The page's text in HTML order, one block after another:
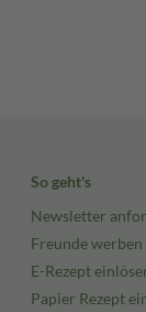
So geht's
Newsletter
Freunde werben
E-Rezept
Papier Rezept